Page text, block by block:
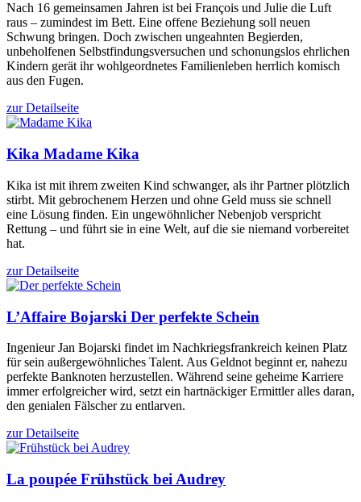
Nach 16 gemeinsamen Jahren ist bei François und Julie die Luft
raus – zumindest im Bett. Eine offene Beziehung soll neuen
Schwung bringen. Doch zwischen ungeahnten Begierden,
unbeholfenen Selbstfindungsversuchen und schonungslos ehrlichen
Kindern gerät ihr wohlgeordnetes Familienleben herrlich komisch
aus den Fugen.
zur Detailseite
Kika Madame Kika
Kika ist mit ihrem zweiten Kind schwanger, als ihr Partner plötzlich
stirbt. Mit gebrochenem Herzen und ohne Geld muss sie schnell
eine Lösung finden. Ein ungewöhnlicher Nebenjob verspricht
Rettung – und führt sie in eine Welt, auf die sie niemand vorbereitet
hat.
zur Detailseite
L’Affaire Bojarski Der perfekte Schein
Ingenieur Jan Bojarski findet im Nachkriegsfrankreich keinen Platz
für sein außergewöhnliches Talent. Aus Geldnot beginnt er, nahezu
perfekte Banknoten herzustellen. Während seine geheime Karriere
immer erfolgreicher wird, setzt ein hartnäckiger Ermittler alles daran,
den genialen Fälscher zu entlarven.
zur Detailseite
La poupée Frühstück bei Audrey